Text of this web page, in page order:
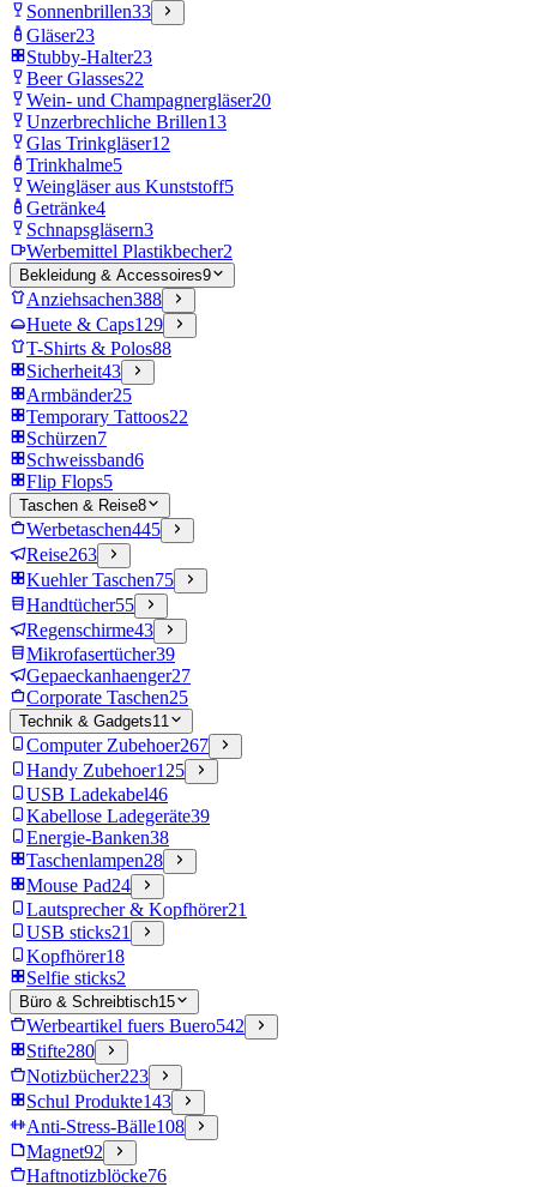
Sonnenbrillen33
Gläser23
Stubby-Halter23
Beer Glasses22
Wein- und Champagnergläser20
Unzerbrechliche Brillen13
Glas Trinkgläser12
Trinkhalme5
Weingläser aus Kunststoff5
Getränke4
Schnapsgläsern3
Werbemittel Plastikbecher2
Bekleidung & Accessoires9
Anziehsachen388
Huete & Caps129
T-Shirts & Polos88
Sicherheit43
Armbänder25
Temporary Tattoos22
Schürzen7
Schweissband6
Flip Flops5
Taschen & Reise8
Werbetaschen445
Reise263
Kuehler Taschen75
Handtücher55
Regenschirme43
Mikrofasertücher39
Gepaeckanhaenger27
Corporate Taschen25
Technik & Gadgets11
Computer Zubehoer267
Handy Zubehoer125
USB Ladekabel46
Kabellose Ladegeräte39
Energie-Banken38
Taschenlampen28
Mouse Pad24
Lautsprecher & Kopfhörer21
USB sticks21
Kopfhörer18
Selfie sticks2
Büro & Schreibtisch15
Werbeartikel fuers Buero542
Stifte280
Notizbücher223
Schul Produkte143
Anti-Stress-Bälle108
Magnet92
Haftnotizblöcke76